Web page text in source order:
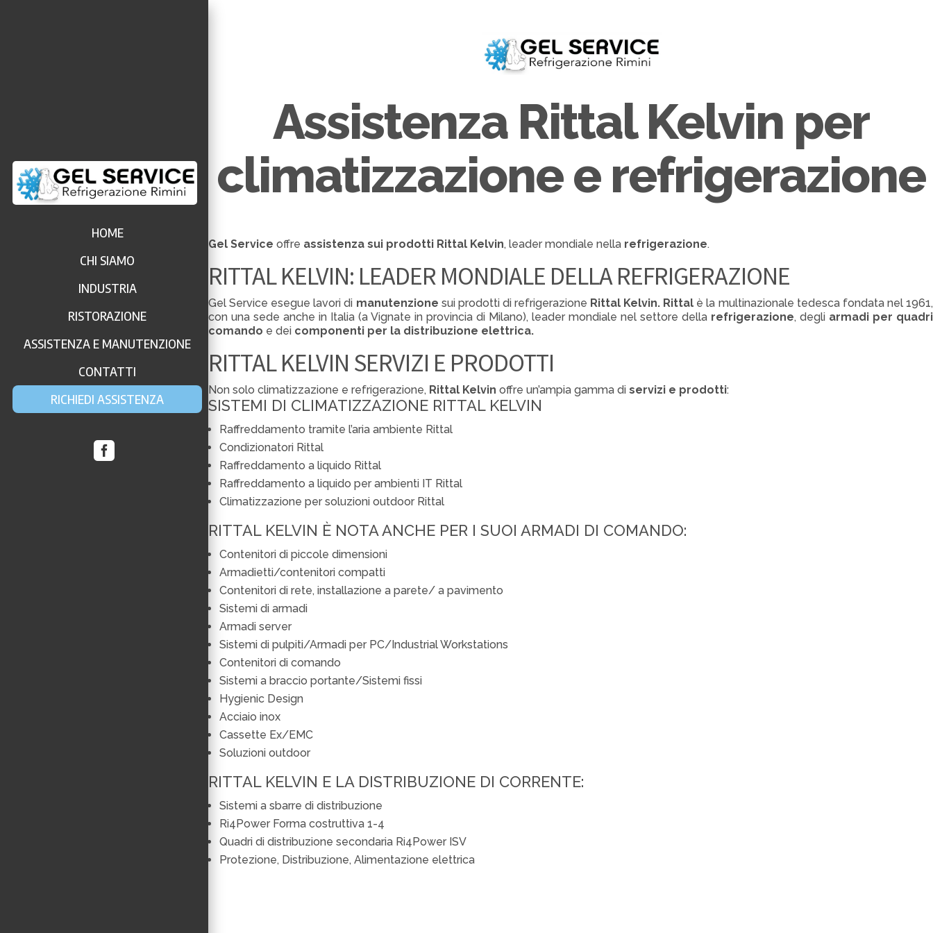
HOME
CHI SIAMO
INDUSTRIA
RISTORAZIONE
ASSISTENZA E MANUTENZIONE
CONTATTI
RICHIEDI ASSISTENZA

Assistenza Rittal Kelvin per
climatizzazione e refrigerazione
Gel Service offre assistenza sui prodotti Rittal Kelvin, leader mondiale nella refrigerazione.
RITTAL KELVIN: LEADER MONDIALE DELLA REFRIGERAZIONE
Gel Service esegue lavori di manutenzione sui prodotti di refrigerazione Rittal Kelvin. Rittal è la multinazionale tedesca fondata nel 1961,
con una sede anche in Italia (a Vignate in provincia di Milano), leader mondiale nel settore della refrigerazione, degli armadi per quadri
comando e dei componenti per la distribuzione elettrica.
RITTAL KELVIN SERVIZI E PRODOTTI
Non solo climatizzazione e refrigerazione, Rittal Kelvin offre un’ampia gamma di servizi e prodotti:
SISTEMI DI CLIMATIZZAZIONE RITTAL KELVIN
Raffreddamento tramite l’aria ambiente Rittal
Condizionatori Rittal
Raffreddamento a liquido Rittal
Raffreddamento a liquido per ambienti IT Rittal
Climatizzazione per soluzioni outdoor Rittal
RITTAL KELVIN È NOTA ANCHE PER I SUOI ARMADI DI COMANDO:
Contenitori di piccole dimensioni
Armadietti/contenitori compatti
Contenitori di rete, installazione a parete/ a pavimento
Sistemi di armadi
Armadi server
Sistemi di pulpiti/Armadi per PC/Industrial Workstations
Contenitori di comando
Sistemi a braccio portante/Sistemi fissi
Hygienic Design
Acciaio inox
Cassette Ex/EMC
Soluzioni outdoor
RITTAL KELVIN E LA DISTRIBUZIONE DI CORRENTE:
Sistemi a sbarre di distribuzione
Ri4Power Forma costruttiva 1-4
Quadri di distribuzione secondaria Ri4Power ISV
Protezione, Distribuzione, Alimentazione elettrica